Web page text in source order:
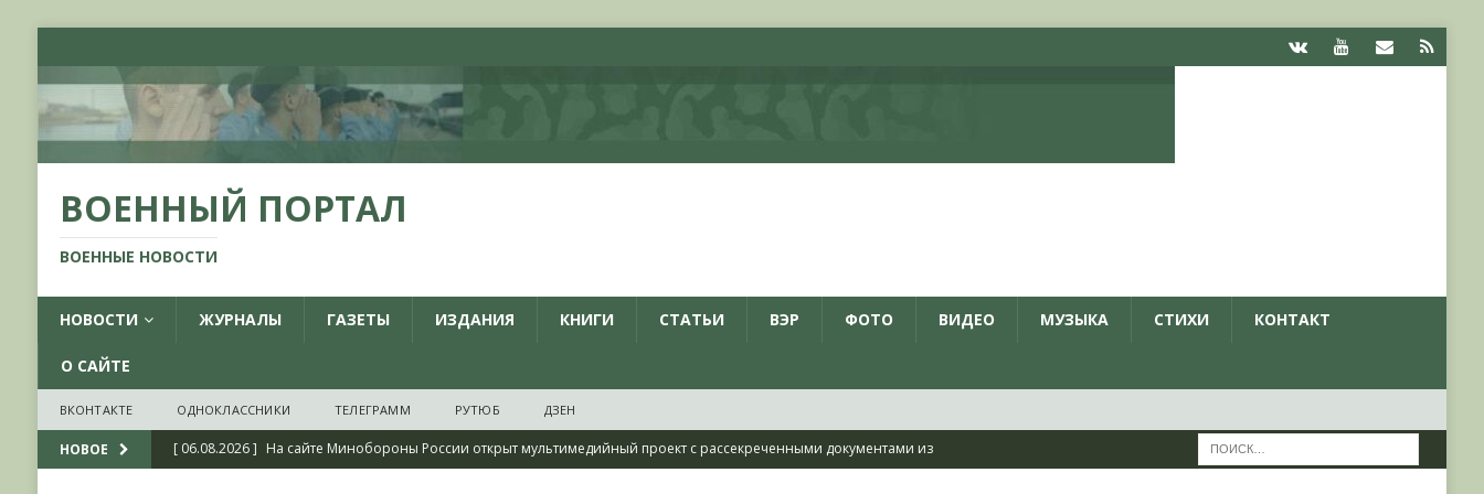
ВОЕННЫЙ ПОРТАЛ
ВОЕННЫЕ НОВОСТИ
НОВОСТИ ЖУРНАЛЫ ГАЗЕТЫ ИЗДАНИЯ КНИГИ СТАТЬИ ВЭР ФОТО ВИДЕО МУЗЫКА СТИХИ КОНТАКТ
О САЙТЕ
ВКОНТАКТЕ ОДНОКЛАССНИКИ ТЕЛЕГРАММ РУТЮБ ДЗЕН
НОВОЕ [ 06.08.2026 ] На сайте Минобороны России открыт мультимедийный проект с рассекреченными документами из